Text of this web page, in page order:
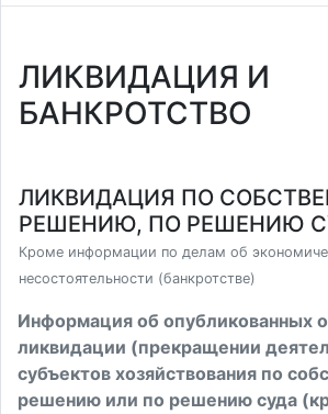
ЛИКВИДАЦИЯ И
БАНКРОТСТВО
ЛИКВИДАЦИЯ ПО
РЕШЕНИЮ, ПО РЕШЕНИЮ
Кроме информации по делам об
несостоятельности (банкротстве)
Информация об опубликованных
ликвидации (прекращении
субъектов хозяйствования по
решению или по решению суда